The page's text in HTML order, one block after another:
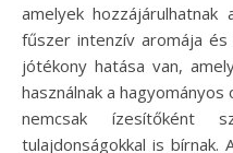
amelyek
fűszer intenzív aromája
jótékony hatása van,
használnak a
nemcsak ízesítőként
tulajdonságokkal is